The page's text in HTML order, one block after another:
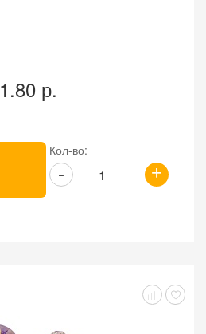
1.80 р.
Кол-во:
+
-